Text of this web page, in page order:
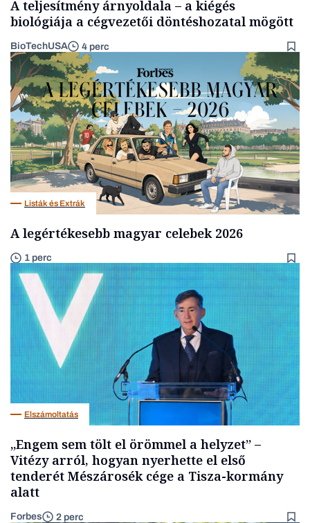
A teljesítmény árnyoldala – a kiégés
biológiája a cégvezetői döntéshozatal mögött
BioTechUSA 4 perc
Listák és Extrák
A legértékesebb magyar celebek 2026
1 perc
Elszámoltatás
„Engem sem tölt el örömmel a helyzet” –
Vitézy arról, hogyan nyerhette el első
tenderét Mészárosék cége a Tisza-kormány
alatt
Forbes 2 perc